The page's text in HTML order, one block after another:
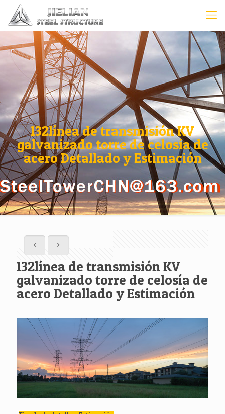
132línea de transmisión KV
galvanizado torre de celosía de
acero Detallado y Estimación
132línea de transmisión KV
galvanizado torre de celosía de
acero Detallado y Estimación